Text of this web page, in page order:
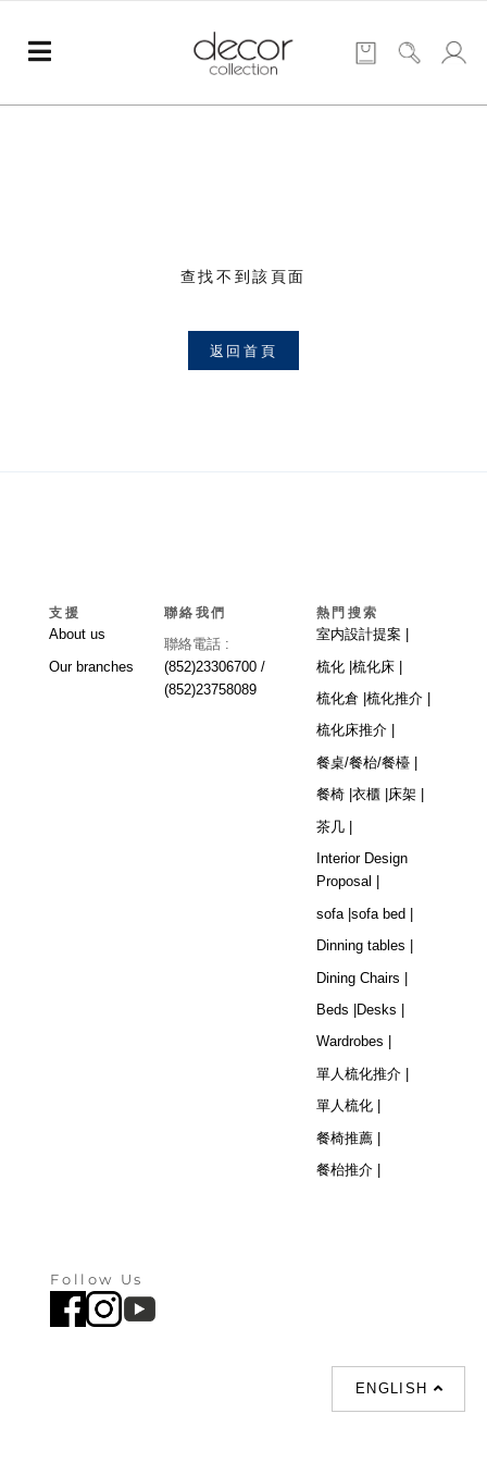
ENGLISH
查找不到該頁面
返回首頁
支援
About us
Our branches
聯絡我們
聯絡電話 :
(852)23306700 /
(852)23758089
熱門搜索
室内設計提案 |
梳化 |梳化床 |
梳化倉 | 梳化推介 |
梳化床推介 |
餐桌/餐枱/餐檯 |
餐椅 | 衣櫃 | 床架 |
茶几 |
Interior Design
Proposal |
sofa |sofa bed |
Dinning tables |
Dining Chairs |
Beds |
Desks |
Wardrobes |
單人梳化推介 |
單人梳化 |
餐椅推薦 |
餐枱推介 |
Follow Us